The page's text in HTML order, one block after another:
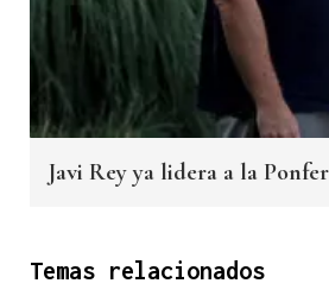
Javi Rey ya lidera a la
Temas relacionados